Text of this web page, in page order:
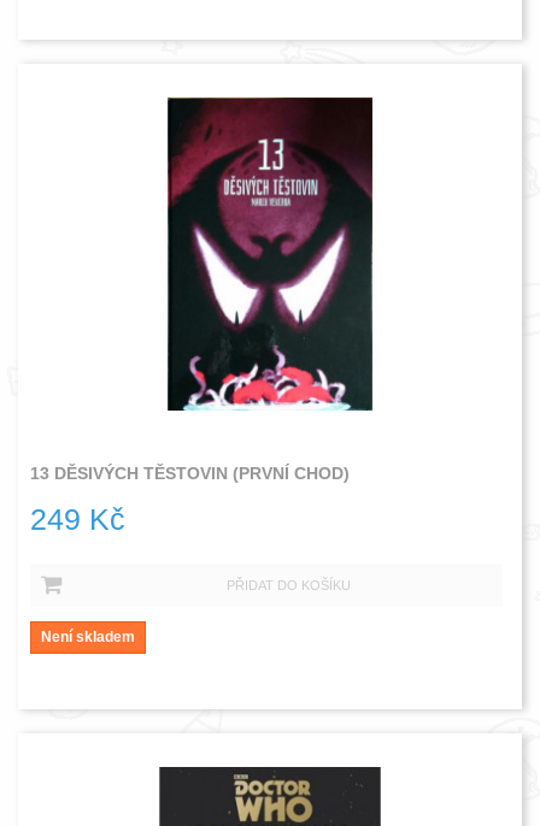
13 DĚSIVÝCH TĚSTOVIN (PRVNÍ CHOD)
249 Kč
PŘIDAT DO KOŠÍKU
Není skladem